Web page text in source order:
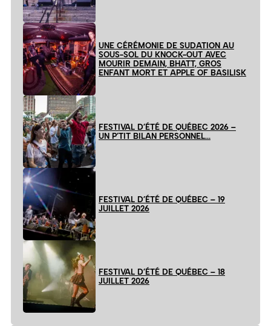
UNE CÉRÉMONIE DE SUDATION AU
SOUS-SOL DU KNOCK-OUT AVEC
MOURIR DEMAIN, BHATT, GROS
ENFANT MORT ET APPLE OF BASILISK
FESTIVAL D’ÉTÉ DE QUÉBEC 2026 –
UN P’TIT BILAN PERSONNEL…
FESTIVAL D’ÉTÉ DE QUÉBEC – 19
JUILLET 2026
FESTIVAL D’ÉTÉ DE QUÉBEC – 18
JUILLET 2026